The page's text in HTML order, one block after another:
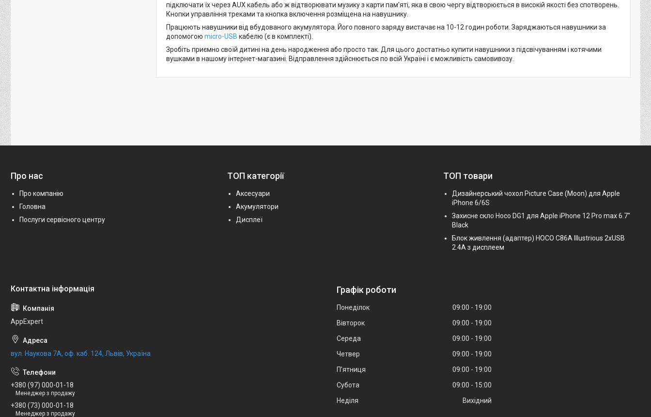
підключати їх через AUX кабель або ж відтворювати музику з карти пам'яті, яка в свою чергу відтворюється в високій якості без спотворень.
Кнопки управління треками та кнопка включення розміщена на навушнику.
Працюють навушники від вбудованого акумулятора. Його повного заряду вистачає на 10-12 годин роботи. Заряджаються навушники за
допомогою micro-USB кабелю (є в комплекті).
Зробіть приємно своїй дитині на день народження або просто так. Для цього достатньо купити навушники з підсвічуванням і котячими
вушками в нашому інтернет-магазині. Відправлення здійснюється по всій Україні і є можливість самовивозу.
Про нас
Про компанію
Головна
Послуги сервісного центру
ТОП категорії
Аксесуари
Акумулятори
Дисплеї
ТОП товари
Дизайнерський чохол Picture Case (Moon) для Apple
iPhone 6/6S
Захисне скло Hoco DG1 для Apple iPhone 12 Pro max 6.7"
Black
Блок живлення (адаптер) HOCO C86A Illustrious 2xUSB
2.4A з дисплеем
AppExpert
вул. Наукова 7А, оф. каб. 124, Львів, Україна
+380 (97) 000-01-18
Менеджер з продажу
+380 (73) 000-01-18
Менеджер з продажу
Графік роботи
Понеділок 09:00
19:00
Вівторок
09:00
19:00
Середа
09:00
19:00
Четвер
09:00
19:00
Пʼятниця
09:00
19:00
Субота
09:00
15:00
Неділя
Вихідний